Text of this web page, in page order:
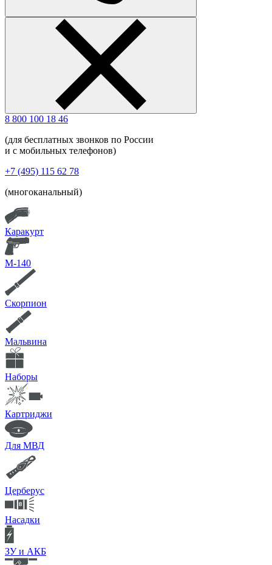
8 800 100 18 46
(для бесплатных звонков по России
и с мобильных телефонов)
+7 (495) 115 62 78
(многоканальный)
Каракурт
М-140
Скорпион
Мальвина
Наборы
Картриджи
Для МВД
Церберус
Насадки
ЗУ и АКБ